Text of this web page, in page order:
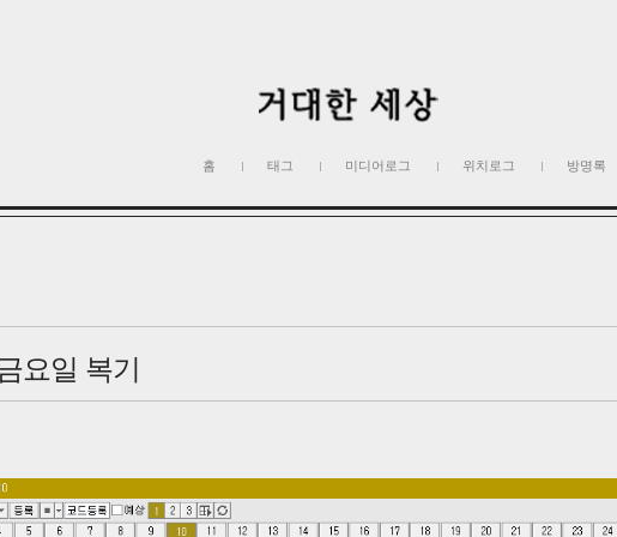
홈 태그 미디어로그 위치로그 방명록
요일 복기